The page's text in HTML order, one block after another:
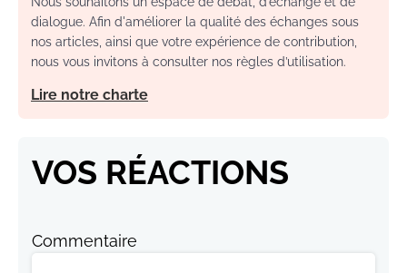
dialogue. Afin d'améliorer la qualité des échanges sous
nos articles, ainsi que votre expérience de contribution,
nous vous invitons à consulter nos règles d’utilisation.
Lire notre charte
VOS RÉACTIONS
Commentaire